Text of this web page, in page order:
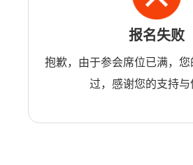
报名失败
抱歉，由于参会席位已满，
过，感谢您的支持与